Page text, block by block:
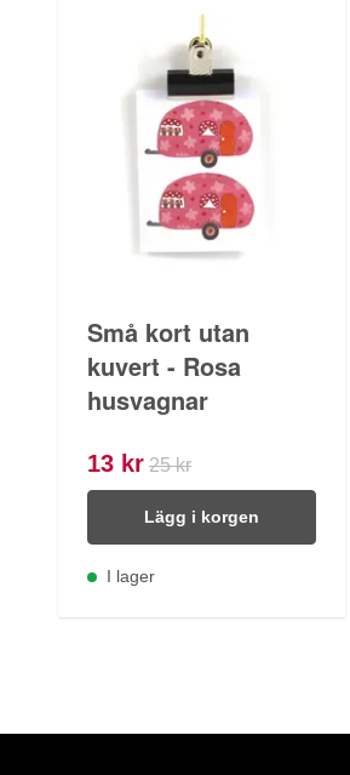
Små kort utan
kuvert - Rosa
husvagnar
13 kr 25 kr
Lägg i korgen
I lager